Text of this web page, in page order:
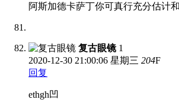
阿斯加德卡萨丁你可真行充分估计
复古眼镜 1
2020-12-30 21:00:06 星期三 204F
回复
ethgh凹